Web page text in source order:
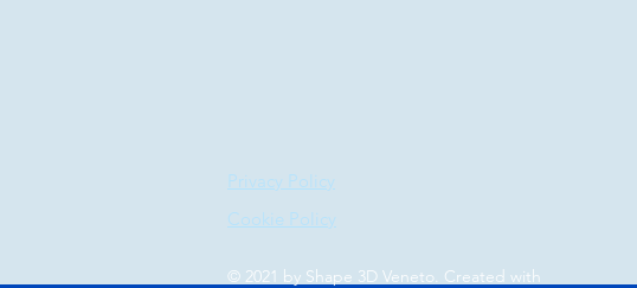
Privacy Policy
Cookie Policy
© 2021 by Shape 3D Veneto. Created with